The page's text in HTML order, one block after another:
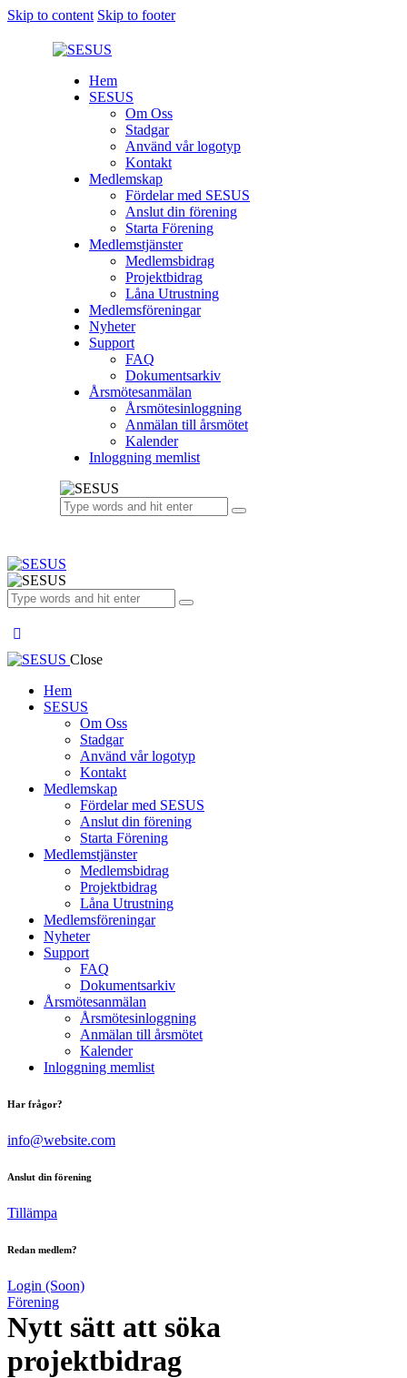
Skip to content Skip to footer
Hem
SESUS
Om Oss
Stadgar
Använd vår logotyp
Kontakt
Medlemskap
Fördelar med SESUS
Anslut din förening
Starta Förening
Medlemstjänster
Medlemsbidrag
Projektbidrag
Låna Utrustning
Medlemsföreningar
Nyheter
Support
FAQ
Dokumentsarkiv
Årsmötesanmälan
Årsmötesinloggning
Anmälan till årsmötet
Kalender
Inloggning memlist
Close
Hem
SESUS
Om Oss
Stadgar
Använd vår logotyp
Kontakt
Medlemskap
Fördelar med SESUS
Anslut din förening
Starta Förening
Medlemstjänster
Medlemsbidrag
Projektbidrag
Låna Utrustning
Medlemsföreningar
Nyheter
Support
FAQ
Dokumentsarkiv
Årsmötesanmälan
Årsmötesinloggning
Anmälan till årsmötet
Kalender
Inloggning memlist
Har frågor?
info@website.com
Anslut din förening
Tillämpa
Redan medlem?
Login (Soon)
Förening
Nytt sätt att söka
projektbidrag